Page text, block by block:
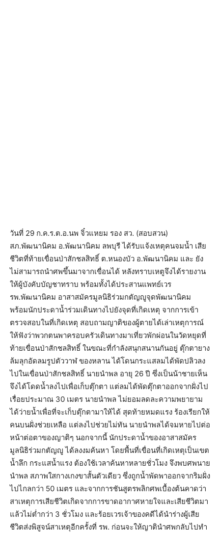
วันที่ 29 ก.ค.ร.ต.อ.นพ จิ๋วแหยม รอง สว. (สอบสวน)
สภ.พัฒนานิคม อ.พัฒนานิคม ลพบุรี ได้รับแจ้งเหตุคนจมน้ำ เสีย
ชีวิตที่ท้ายเขื่อนป่าสักชลสิทธิ์ ต.หนองบัว อ.พัฒนานิคม และ ยัง
ไม่สามารถนำศพขึ้นมาจากเขื่อนได้ หลังทราบเหตูจึงได้รายงาน
ให้ผู้บังคับบัญชาทราบ พร้อมทั้งได้ประสานแพทย์เวร
รพ.พัฒนานิคม อาสาสมัครมูลนิธิร่วมกตัญญูจุดพัฒนานิคม
พร้อมนักประดาน้ำร่วมเดินทางไปยังจุดที่เกิดเหตุ จากการเข้า
ตรวจสอบในที่เกิดเหตุ สอบถามญาติของผู้ตายได้เล่าเหตุการณ์
ให้ฟังว่าพวกตนพาครอบครัวเดินทางมาเที่ยวพักผ่อนในวัดหยุดที่
ท้ายเขื่อนป่าสักชลสิทธิ์ ในขณะที่กำลังสนุกสนานกันอยู่ ตุ๊กตายาง
ล้มลุกอัดลมรูปตัววาฬ ของหลาน ได้โดนกระแสลมได้พัดปลิวลง
ไปในเขื่อนป่าสักชลสิทธิ์ นายนำพล อายุ 26 ปี ซึ่งเป็นน้าชายเห็น
จึงได้โดดน้ำลงไปเพื่อเก็บตุ๊กตา แต่ลมได้พัดตุ๊กตาออกจากฝั่งไป
เรื่อยประมาณ 30 เมตร นายนำพล ไม่ยอมลดละความพยายาม
ได้ว่ายน้ำเพื่อที่จะเก็บตุ๊กตามาให้ได้ สุดท้ายหมดแรง ร้องเรียกให้
คนบนฝั่งช่วยเหลือ แต่ลงไปช่วยไม่ทัน นายนำพลได้จมหายไปต่อ
หน้าต่อตาของญาติๆ นอกจากนี้ นักประดาน้ำของอาสาสมัคร
มูลนิธิร่วมกตัญญู ได้ลงงมค้นหา โดยพื้นที่เขื่อนที่เกิดเหตุเป็นเขต
น้ำลึก กระแสน้ำแรง ต้องใช้เวลาค้นหาหลายชั่วโมง จึงพบศพนาย
นำพล สภาพใสกางเกงขาสั้นตัวเดียว ซึ่งถูกน้ำพัดพาออกจากริมฝั่ง
ไปไกลกว่า 50 เมตร และจากการชันสูตรพลิกศพเบื้องต้นคาดว่า
สาเหตุการเสียชีวิตเกิดจากการขาดอากาศหายใจและเสียชีวิตมา
แล้วไม่ต่ำกว่า 3 ชั่วโมง และร้อยเวรเจ้าของคดีได้นำร่างผู้เสีย
ชีวิตส่งพิสูจน์สาเหตุอีกครั้งที่ รพ. ก่อนจะให้ญาตินำศพกลับไปทำ